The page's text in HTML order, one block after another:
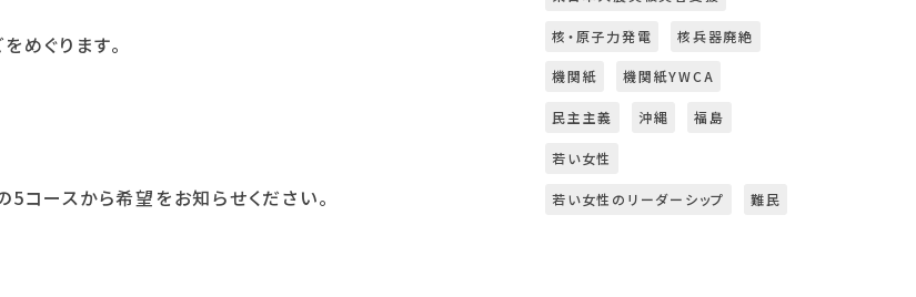
めぐります。
コースから希望をお知らせください。
核・原子力発電 核兵器廃絶
機関紙 機関紙YWCA
民主主義 沖縄 福島
若い女性
若い女性のリーダーシップ 難民